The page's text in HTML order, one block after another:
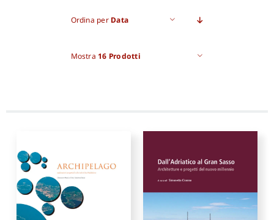
Ordina per Data
Mostra 16 Prodotti